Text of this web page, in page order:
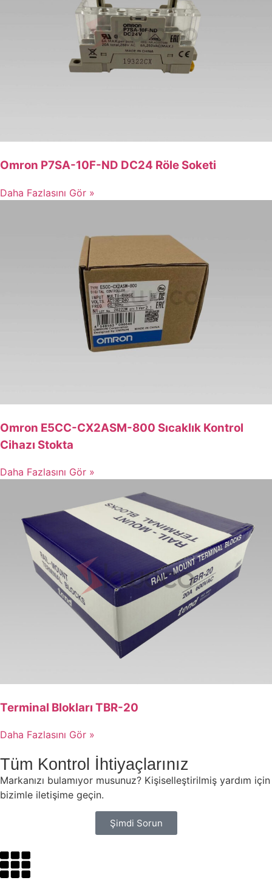
Omron P7SA-10F-ND DC24 Röle Soketi
Daha Fazlasını Gör »
Omron E5CC-CX2ASM-800 Sıcaklık Kontrol
Cihazı Stokta
Daha Fazlasını Gör »
Terminal Blokları TBR-20
Daha Fazlasını Gör »
Tüm Kontrol İhtiyaçlarınız
Markanızı bulamıyor musunuz? Kişiselleştirilmiş yardım için
bizimle iletişime geçin.
Şimdi Sorun